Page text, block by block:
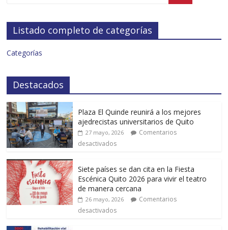
Listado completo de categorías
Categorías
Destacados
Plaza El Quinde reunirá a los mejores
ajedrecistas universitarios de Quito
27 mayo, 2026
Comentarios
desactivados
Siete países se dan cita en la Fiesta
Escénica Quito 2026 para vivir el teatro
de manera cercana
26 mayo, 2026
Comentarios
desactivados